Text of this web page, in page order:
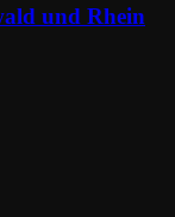
und Rhein